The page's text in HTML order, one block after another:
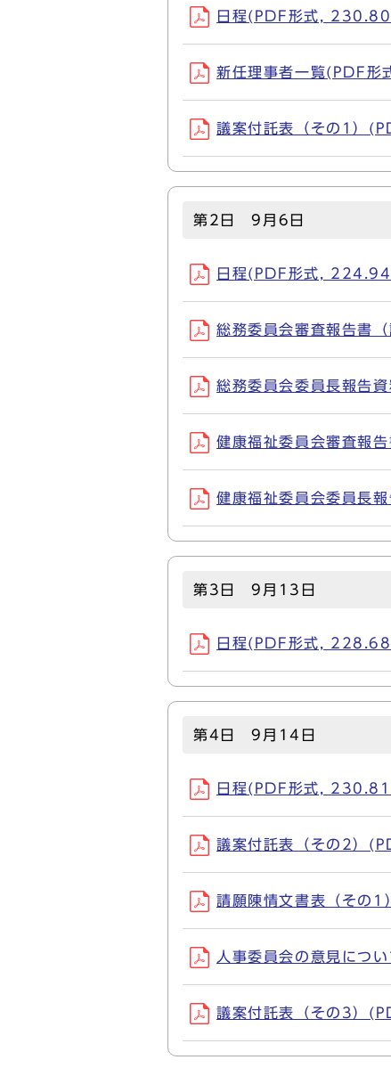
日程(PDF形式,
新任理事者一覧(PDF
議案付託表（その1）
第2日 9月6日
日程(PDF形式,
総務委員会審査報告書
総務委員会委員長報告
健康福祉委員会審査報
健康福祉委員会委員長
第3日 9月13日
日程(PDF形式,
第4日 9月14日
日程(PDF形式,
議案付託表（その2）
請願陳情文書表（その
人事委員会の意見につ
議案付託表（その3）